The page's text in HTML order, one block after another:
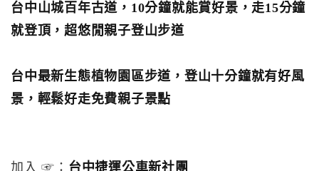
台中山城百年古道，10分鐘就能賞好景，走15分鐘
就登頂，超悠閒親子登山步道
台中最新生態植物園區步道，登山十分鐘就有好風
景，輕鬆好走免費親子景點
加入 ☞： 台中捷運公車新社團